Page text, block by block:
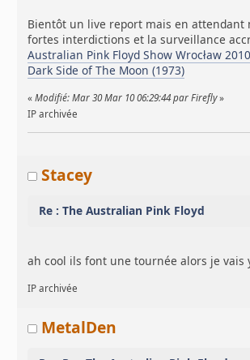
Bientôt un live report mais en attendant
fortes interdictions et la surveillance
Australian Pink Floyd Show Wrocław
Dark Side of The Moon (1973)
«Modifié: Mar 30 Mar 10 06:29:44 par Firefly»
IP archivée
Stacey
Re : The Australian Pink Floyd
ah cool ils font une tournée alors je
IP archivée
MetalDen